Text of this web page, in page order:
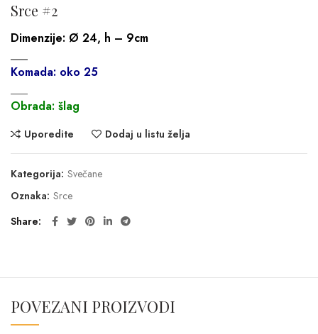
Srce #2
Dimenzije: Ø 24, h – 9cm
___
Komada: oko 25
Obrada: šlag
Uporedite Dodaj u listu želja
Kategorija: Svečane
Oznaka: Srce
Share
POVEZANI PROIZVODI